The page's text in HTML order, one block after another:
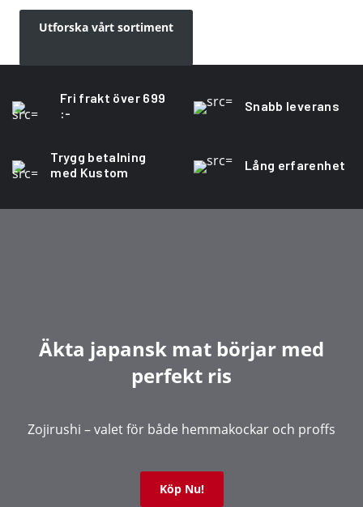
Utforska vårt sortiment
Fri frakt över 699
:-
Snabb leverans
Trygg betalning
med Kustom
Lång erfarenhet
Äkta japansk mat börjar med
perfekt ris
Zojirushi – valet för både hemmakockar och proffs
Köp Nu!